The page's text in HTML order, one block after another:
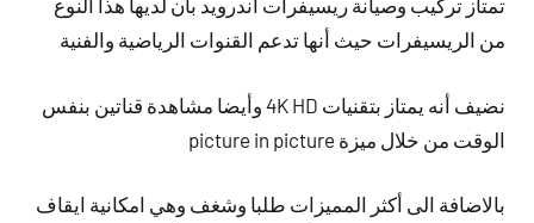
تمتاز تركيب وصيانة ريسيفرات آندرويد بأن لديها هذا النوع
من الريسيفرات حيث أنها تدعم القنوات الرياضية والفنية
نضيف أنه يمتاز بتقنيات 4K HD وأيضا مشاهدة قناتين بنفس
الوقت من خلال ميزة picture in picture
بالاضافة الى أكثر المميزات طلبا وشغف وهي امكانية ايقاف